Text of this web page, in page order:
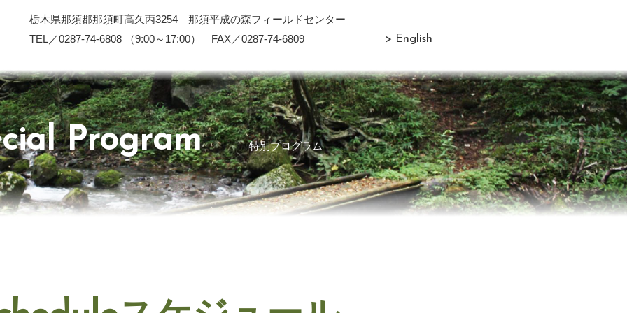
栃木県那須郡那須町高久丙3254 那須平成の森フィールドセンター
TEL／0287-74-6808 （9:00～17:00） FAX／0287-74-6809
> English
Program 特別プログラム